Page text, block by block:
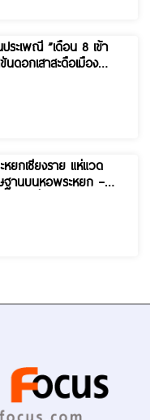
ระเพณี ”เดือน 8 เข้า
ดอกเสาสะดือเมือง
กเชียงราย แห่แวด
ฐานบนหอพระหยก –
สถานที่ศักดิ์สิทธิ์ – สวด